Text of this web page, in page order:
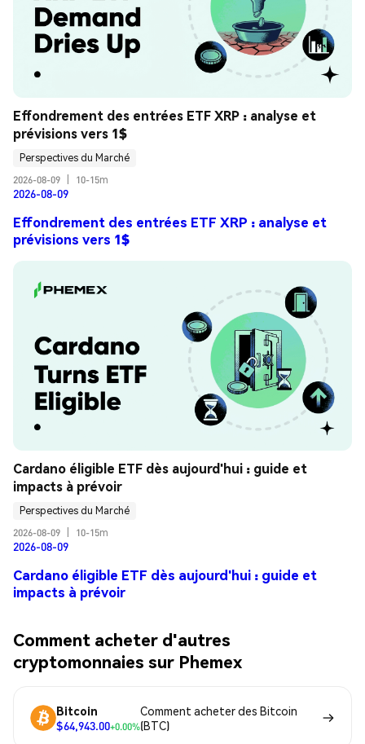
Effondrement des entrées ETF XRP : analyse et
prévisions vers 1$
Perspectives du Marché
2026-08-09
10-15m
2026-08-09
Effondrement des entrées ETF XRP : analyse et
prévisions vers 1$
Cardano éligible ETF dès aujourd'hui : guide et
impacts à prévoir
Perspectives du Marché
2026-08-09
10-15m
2026-08-09
Cardano éligible ETF dès aujourd'hui : guide et
impacts à prévoir
Comment acheter d'autres
cryptomonnaies sur Phemex
Bitcoin
$64,943.00+0.00%
Comment acheter des Bitcoin
(BTC)